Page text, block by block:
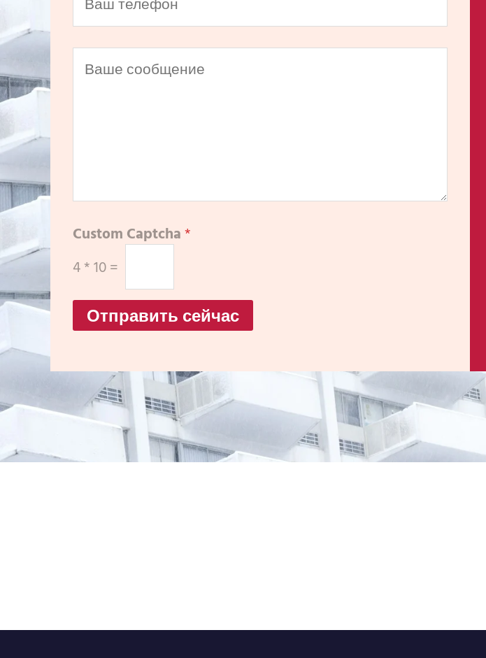
Custom Captcha*
4*10=
Отправить сейчас